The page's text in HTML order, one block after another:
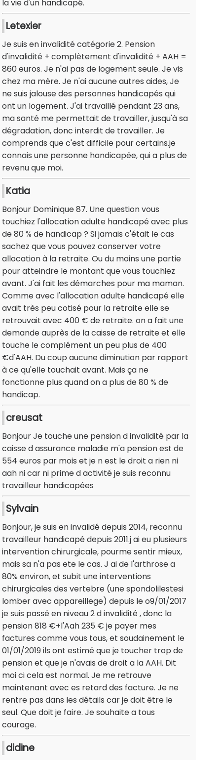
la vie d'un handicapé.
Letexier
Je suis en invalidité catégorie 2. Pension
d'invalidité + complètement d'invalidité + AAH =
860 euros. Je n'ai pas de logement seule. Je vis
chez ma mère. Je n'ai aucune autres aides, Je
ne suis jalouse des personnes handicapés qui
ont un logement. J'ai travaillé pendant 23 ans,
ma santé me permettait de travailler, jusqu'à sa
dégradation, donc interdit de travailler. Je
comprends que c'est difficile pour certains.je
connais une personne handicapée, qui a plus de
revenu que moi.
Katia
Bonjour Dominique 87. Une question vous
touchiez l'allocation adulte handicapé avec plus
de 80 % de handicap ? Si jamais c'était le cas
sachez que vous pouvez conserver votre
allocation à la retraite. Ou du moins une partie
pour atteindre le montant que vous touchiez
avant. J'ai fait les démarches pour ma maman.
Comme avec l'allocation adulte handicapé elle
avait très peu cotisé pour la retraite elle se
retrouvait avec 400 € de retraite. on a fait une
demande auprès de la caisse de retraite et elle
touche le complément un peu plus de 400
€d'AAH. Du coup aucune diminution par rapport
à ce qu'elle touchait avant. Mais ça ne
fonctionne plus quand on a plus de 80 % de
handicap.
creusat
Bonjour Je touche une pension d invalidité par la
caisse d assurance maladie m'a pension est de
554 euros par mois et je n est le droit a rien ni
aah ni car ni prime d activité je suis reconnu
travailleur handicapées
Sylvain
Bonjour, je suis en invalidé depuis 2014, reconnu
travailleur handicapé depuis 2011.j ai eu plusieurs
intervention chirurgicale, pourme sentir mieux,
mais sa n'a pas ete le cas. J ai de l'arthrose a
80% environ, et subit une interventions
chirurgicales des vertebre (une spondolilestesi
lomber avec appareillege) depuis le o9/01/2017
je suis passé en niveau 2 d invalidité , donc la
pension 818 €+l'Aah 235 € je payer mes
factures comme vous tous, et soudainement le
01/01/2019 ils ont estimé que je toucher trop de
pension et que je n'avais de droit a la AAH. Dit
moi ci cela est normal. Je me retrouve
maintenant avec es retard des facture. Je ne
rentre pas dans les détails car je doit être le
seul. Que doit je faire. Je souhaite a tous
courage.
didine